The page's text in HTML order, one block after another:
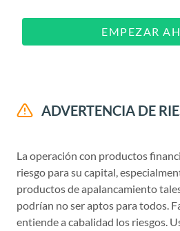
EMPEZAR
ADVERTENCIA DE
La operación con productos
riesgo para su capital,
productos de apalancamiento
podrían no ser aptos para todos.
entiende a cabalidad los riesgos.